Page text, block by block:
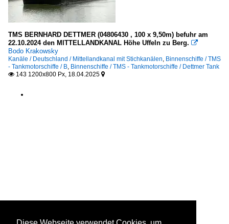
TMS BERNHARD DETTMER (04806430 , 100 x 9,50m) befuhr am
22.10.2024 den MITTELLANDKANAL Höhe Uffeln zu Berg. 
Bodo Krakowsky
Kanäle / Deutschland / Mittellandkanal mit Stichkanälen, Binnenschiffe / TMS
- Tankmotorschiffe / B, Binnenschiffe / TMS - Tankmotorschiffe / Dettmer Tank
 143 1200x800 Px, 18.04.2025 